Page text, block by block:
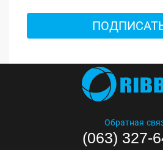
Обратная
(063) 327-